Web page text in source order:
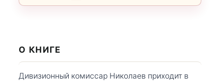
О КНИГЕ
Дивизионный комиссар Николаев приходит в